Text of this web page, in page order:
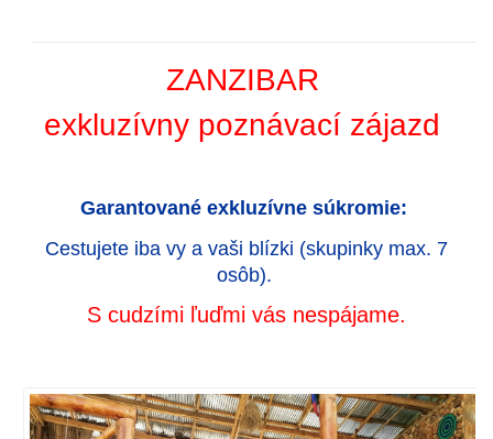
ZANZIBAR
exkluzívny poznávací zájazd
Garantované exkluzívne súkromie:
Cestujete iba vy a vaši blízki (skupinky max. 7
osôb).
S cudzími ľuďmi vás nespájame.